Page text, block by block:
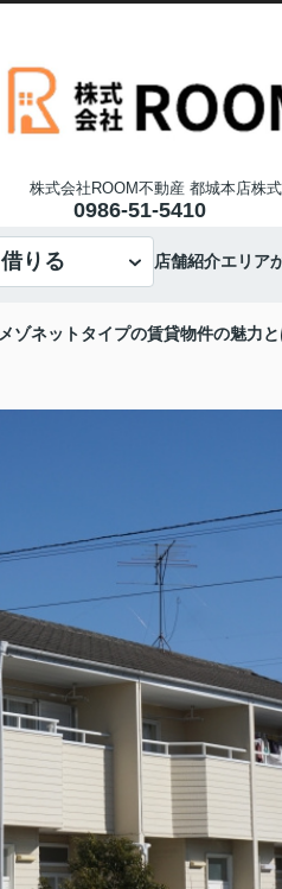
株式会社ROOM不動産 都城本店
0986-51-5410
株
借りる 店舗紹介エリア
メゾネットタイプの賃貸物件の魅力